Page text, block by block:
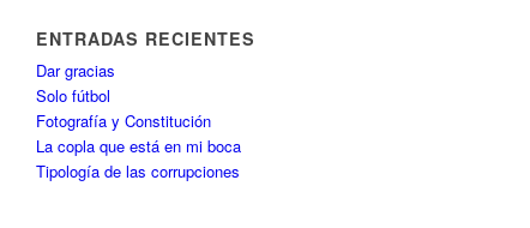
ENTRADAS RECIENTES
Dar gracias
Solo fútbol
Fotografía y Constitución
La copla que está en mi boca
Tipología de las corrupciones